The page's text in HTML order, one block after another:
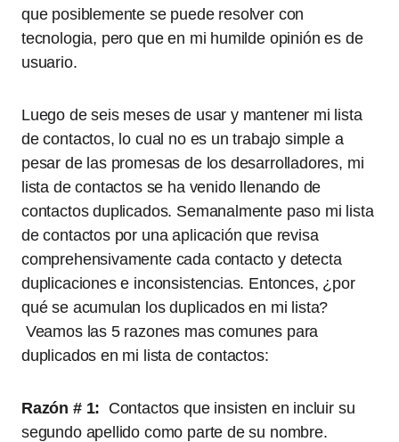
que posiblemente se puede resolver con
tecnologia, pero que en mi humilde opinión es de
usuario.
Luego de seis meses de usar y mantener mi lista
de contactos, lo cual no es un trabajo simple a
pesar de las promesas de los desarrolladores, mi
lista de contactos se ha venido llenando de
contactos duplicados. Semanalmente paso mi lista
de contactos por una aplicación que revisa
comprehensivamente cada contacto y detecta
duplicaciones e inconsistencias. Entonces, ¿por
qué se acumulan los duplicados en mi lista?
Veamos las 5 razones mas comunes para
duplicados en mi lista de contactos:
Razón # 1: Contactos que insisten en incluir su
segundo apellido como parte de su nombre.